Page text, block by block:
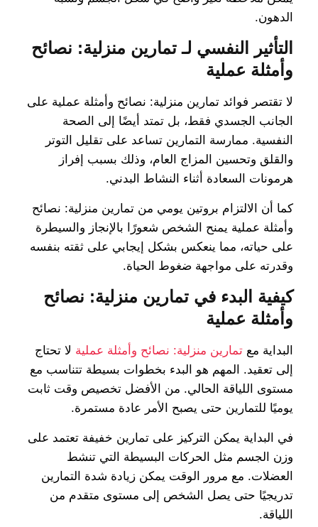
الدهون.
التأثير النفسي لـ تمارين منزلية: نصائح
وأمثلة عملية
لا تقتصر فوائد تمارين منزلية: نصائح وأمثلة عملية على
الجانب الجسدي فقط، بل تمتد أيضًا إلى الصحة
النفسية. ممارسة التمارين تساعد على تقليل التوتر
والقلق وتحسين المزاج العام، وذلك بسبب إفراز
هرمونات السعادة أثناء النشاط البدني.
كما أن الالتزام بروتين يومي من تمارين منزلية: نصائح
وأمثلة عملية يمنح الشخص شعورًا بالإنجاز والسيطرة
على حياته، مما ينعكس بشكل إيجابي على ثقته بنفسه
وقدرته على مواجهة ضغوط الحياة.
كيفية البدء في تمارين منزلية: نصائح
وأمثلة عملية
البداية مع تمارين منزلية: نصائح وأمثلة عملية لا تحتاج
إلى تعقيد. المهم هو البدء بخطوات بسيطة تتناسب مع
مستوى اللياقة الحالي. من الأفضل تخصيص وقت ثابت
يوميًا للتمارين حتى يصبح الأمر عادة مستمرة.
في البداية يمكن التركيز على تمارين خفيفة تعتمد على
وزن الجسم مثل الحركات البسيطة التي تنشط
العضلات. مع مرور الوقت يمكن زيادة شدة التمارين
تدريجيًا حتى يصل الشخص إلى مستوى متقدم من
اللياقة.